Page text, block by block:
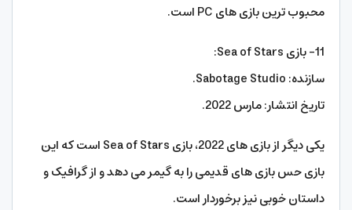
محبوب ترین بازی های PC است.
11- بازی Sea of Stars:
سازنده: Sabotage Studio.
تاریخ انتشار: مارس 2022.
یکی دیگر از بازی های 2022، بازی Sea of Stars است که این
بازی حس بازی های قدیمی را به گیمر می دهد و از گرافیک و
داستان خوبی نیز برخوردار است.